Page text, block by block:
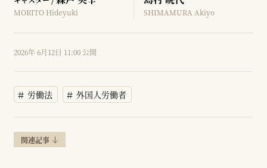
MORITO Hideyuki SHIMAMURA Akiyo
2026年 6月12日 11:00 公開
労働法 外国人労働者
関連記事